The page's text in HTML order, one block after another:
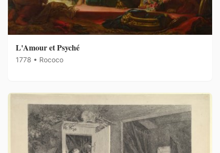
L'Amour et Psyché
1778 • Rococo